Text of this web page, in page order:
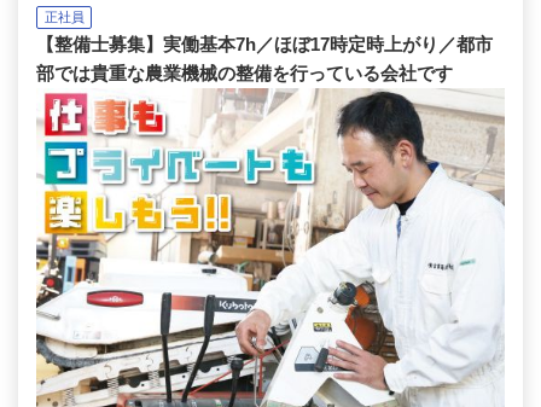
正社員
【整備士募集】実働基本7h／ほぼ17時定時上がり／都市
部では貴重な農業機械の整備を行っている会社です